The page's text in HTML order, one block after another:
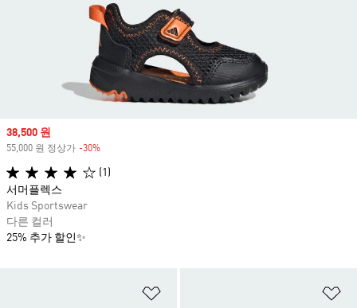
Sale price
38,500 원
55,000 원 정상가 -30%
(1)
서머플렉스
Kids Sportswear
다른 컬러
25% 추가 할인✨